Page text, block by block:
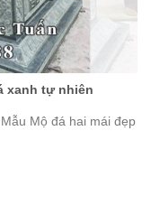
xanh tự nhiên
Mộ đá hai mái đẹp